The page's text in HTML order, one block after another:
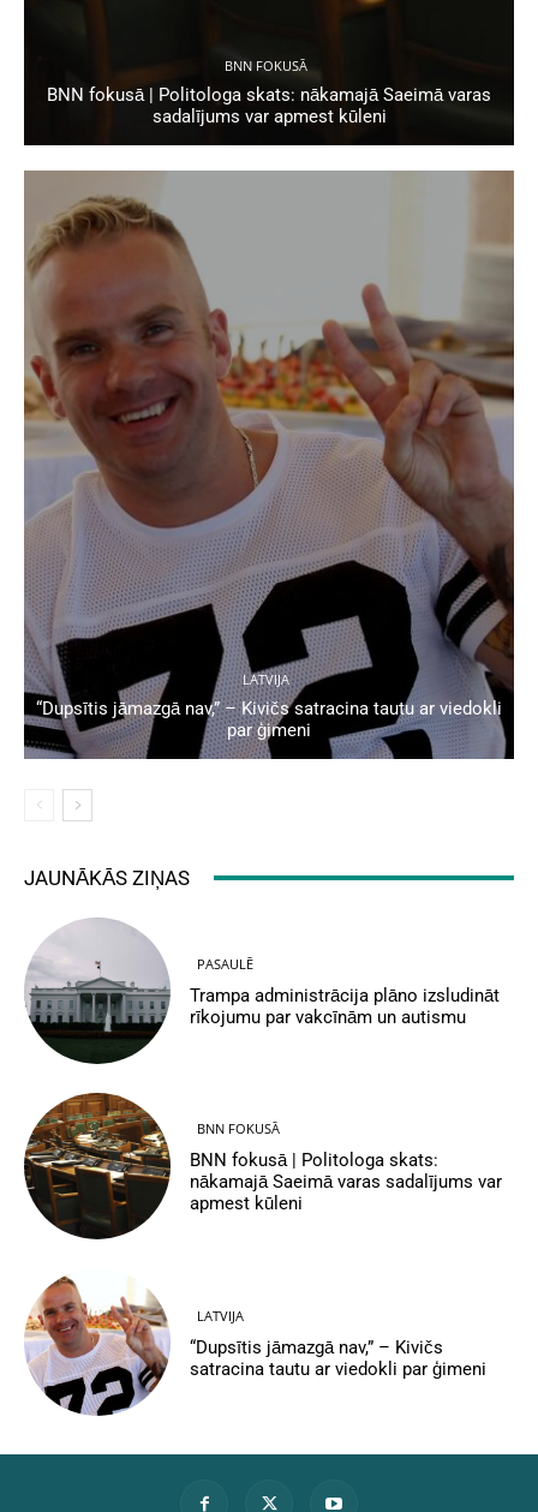
BNN FOKUSĀ
BNN fokusā | Politologa skats: nākamajā Saeimā varas
sadalījums var apmest kūleni
LATVIJA
“Dupsītis jāmazgā nav,” – Kivičs satracina tautu ar viedokli
par ģimeni
JAUNĀKĀS ZIŅAS
PASAULĒ
Trampa administrācija plāno izsludināt
rīkojumu par vakcīnām un autismu
BNN FOKUSĀ
BNN fokusā | Politologa skats:
nākamajā Saeimā varas sadalījums var
apmest kūleni
LATVIJA
“Dupsītis jāmazgā nav,” – Kivičs
satracina tautu ar viedokli par ģimeni